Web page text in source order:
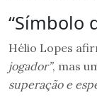
“Símbolo
Hélio Lopes
jogador”, mas
superação e